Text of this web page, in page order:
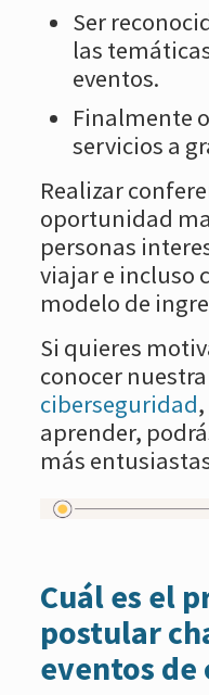
Ser
las
eventos.
Finalmente
servicios a
Realizar
oportunidad
personas
viajar e incluso
modelo de
Si quieres
conocer
ciberseguridad
aprender,
más
Cuál es el
postular
eventos de